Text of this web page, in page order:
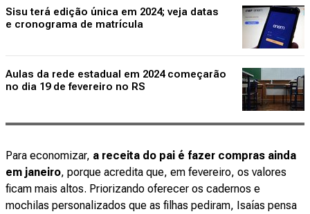
Sisu terá edição única em 2024; veja datas
e cronograma de matrícula
Aulas da rede estadual em 2024 começarão
no dia 19 de fevereiro no RS
Para economizar, a receita do pai é fazer compras ainda
em janeiro, porque acredita que, em fevereiro, os valores
ficam mais altos. Priorizando oferecer os cadernos e
mochilas personalizados que as filhas pediram, Isaías pensa